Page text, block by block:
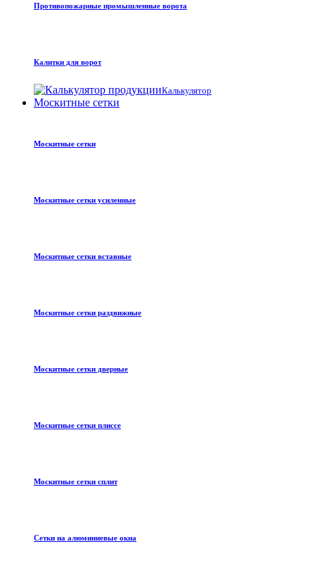
Противопожарные промышленные ворота
Калитки для ворот
Калькулятор
Москитные сетки
Москитные сетки
Москитные сетки усиленные
Москитные сетки вставные
Москитные сетки раздвижные
Москитные сетки дверные
Москитные сетки плиссе
Москитные сетки сплит
Сетки на алюминиевые окна